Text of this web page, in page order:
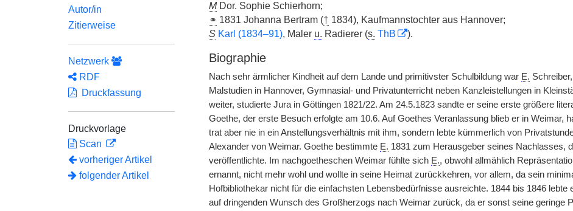
Autor/in
Zitierweise
Netzwerk
RDF
Druckfassung
Druckvorlage
Scan
vorheriger Artikel
folgender Artikel
MDor. Sophie Schierhorn;
⚭ 1831 Johanna Bertram († 1834), Kaufmannstochter aus Hannover;
S Karl (1834–91), Maler u. Radierer (s. ThB ).
Biographie
Nach sehr ärmlicher Kindheit auf dem Lande und primitivster Schulbildung war E.
Malstudien in Hannover, Gymnasial- und Privatunterricht neben Kanzleistellungen in
weiter, studierte Jura in Göttingen 1821/22. Am 24.5.1823 sandte er seine erste größere
Goethe, der erste Besuch erfolgte am 10.6. Auf Goethes Veranlassung blieb er in Weimar,
trat aber nie in ein Anstellungsverhältnis mit ihm, sondern lebte kümmerlich von
Alexander von Weimar. Goethe bestimmte E. 1831 zum Herausgeber seines Nachlasses,
veröffentlichte. Im nachgoetheschen Weimar fühlte sich E., obwohl allmählich
ernannt, nicht mehr wohl und wollte in seine Heimat zurückkehren, vor allem, da sein
Hofbibliothekar nicht für die einfachsten Lebensbedürfnisse ausreichte. 1844 bis 1846
auf dringenden Wunsch des Großherzogs nach Weimar zurück, da er sonst seine geringe